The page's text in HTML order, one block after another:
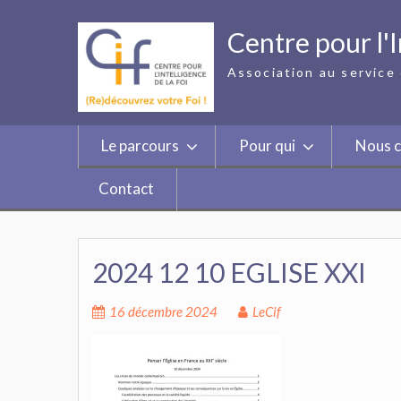
Centre pour
Association au
Le parcours Pour qui Nous
Contact
2024 12 10 EGLISE XXI
16 décembre 2024 LeCif